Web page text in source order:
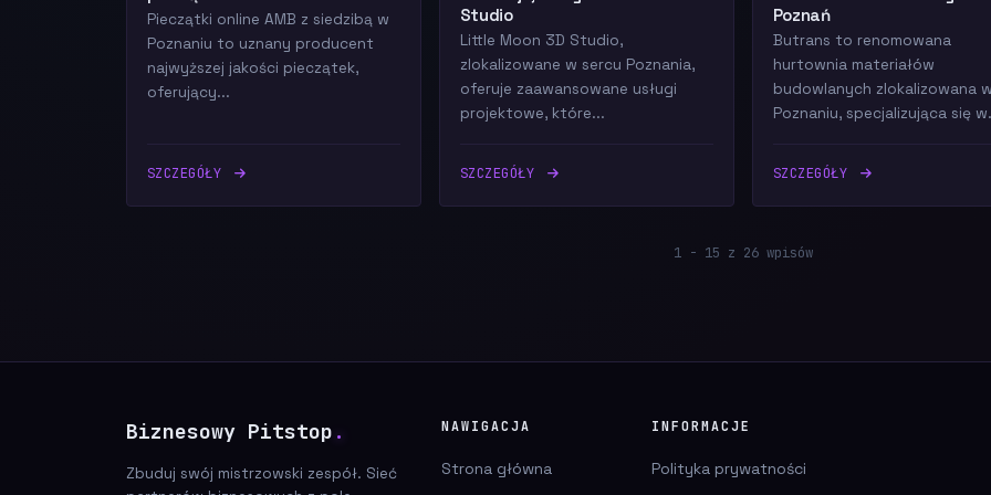
Pieczątki online AMB z siedzibą w
Poznaniu to uznany producent
najwyższej jakości pieczątek,
oferujący...
SZCZEGÓŁY
Studio
Little Moon 3D Studio,
zlokalizowane w sercu Poznania,
oferuje zaawansowane usługi
projektowe, które...
SZCZEGÓŁY
Poznań
Butrans to renomowana
hurtownia materiałów
budowlanych zlokalizowana
Poznaniu, specjalizująca się
SZCZEGÓŁY
1 - 15 z 26 wpisów
Biznesowy Pitstop .
Zbuduj swój mistrzowski zespół. Sieć
NAWIGACJA
Strona główna
INFORMACJE
Polityka prywatności